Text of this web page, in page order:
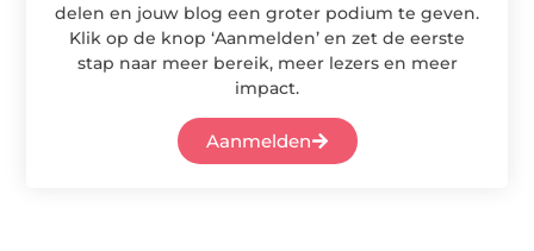
delen en jouw blog een groter podium te geven.
Klik op de knop ‘Aanmelden’ en zet de eerste
stap naar meer bereik, meer lezers en meer
impact.
Aanmelden